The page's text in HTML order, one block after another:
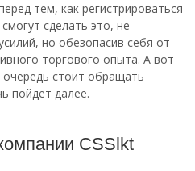
тем, как регистрироваться
сделать это, не
но обезопасив себя от
торгового опыта. А вот
стоит обращать
пойдет далее.
CSSlkt